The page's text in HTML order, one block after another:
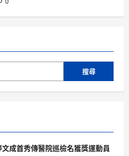
搜尋
成首秀傳醫院巡檢名獲獎運動員